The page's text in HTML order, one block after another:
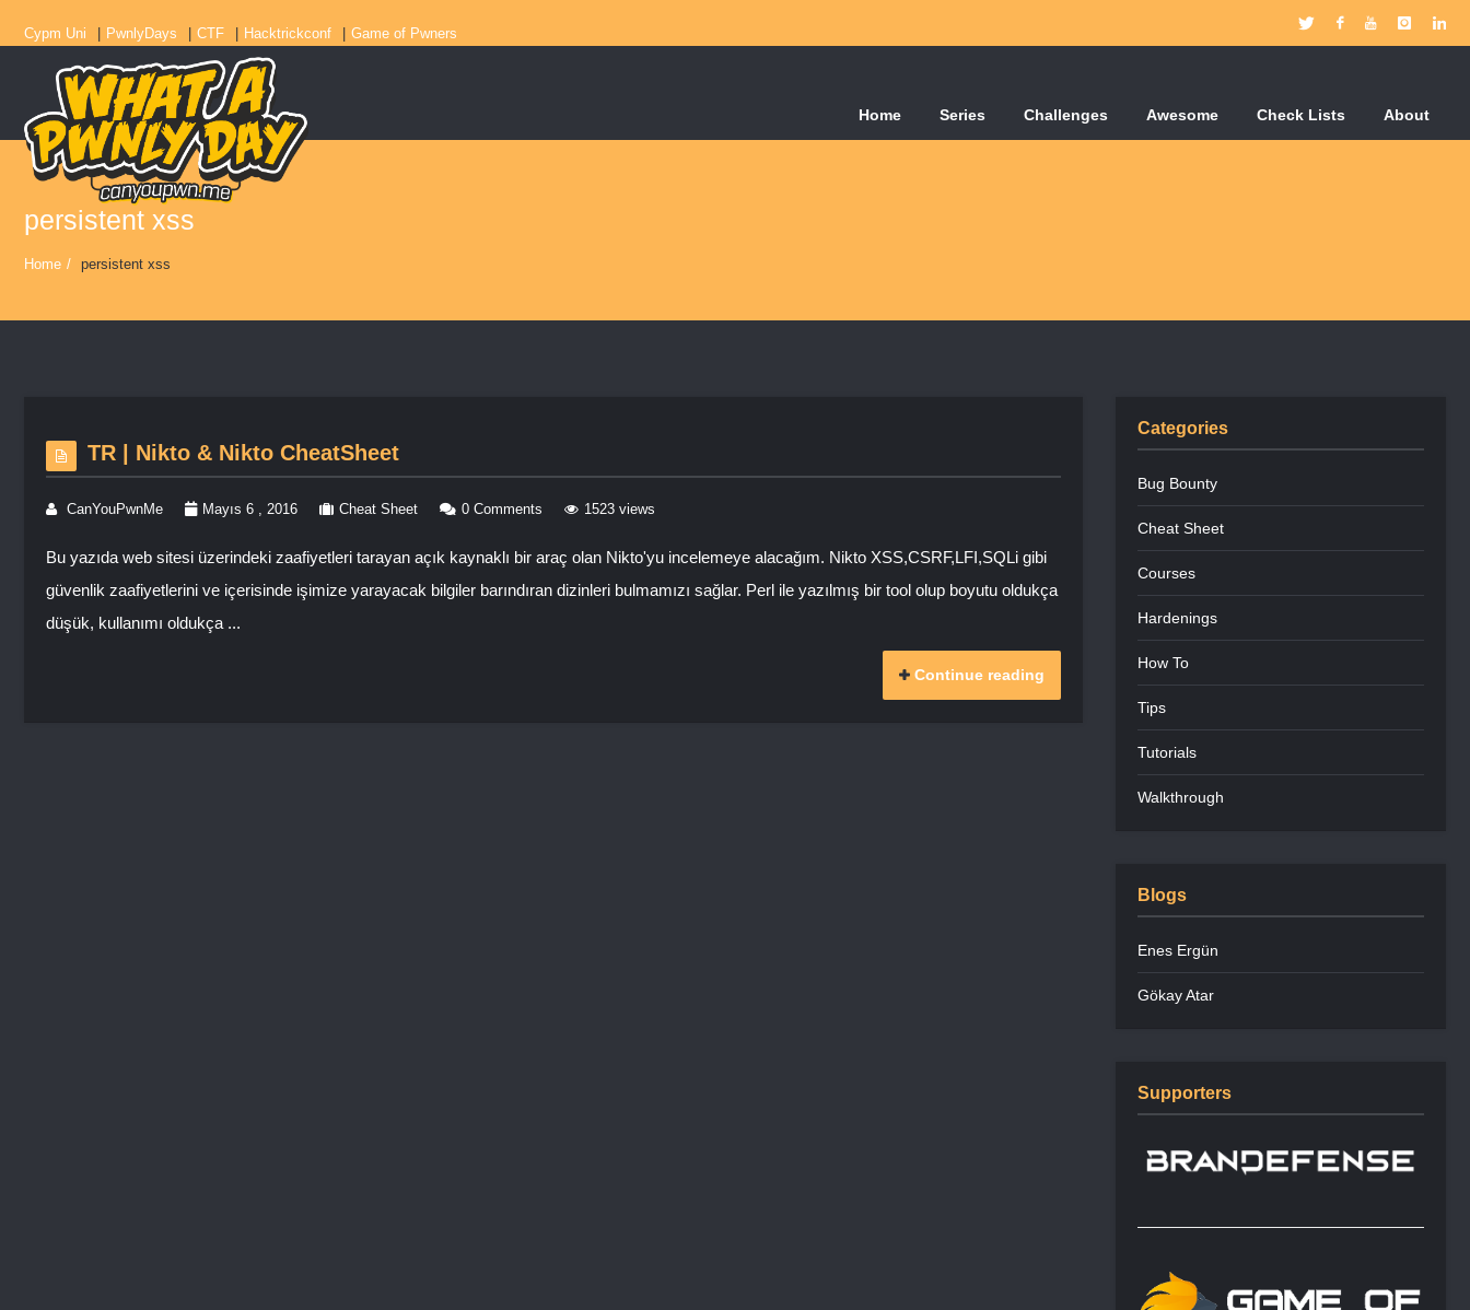
Cypm Uni PwnlyDays CTF Hacktrickconf Game of Pwners
Home Series Challenges Awesome Check Lists About
persistent xss
Home / persistent xss
TR | Nikto & Nikto CheatSheet
CanYouPwnMe Mayıs 6 , 2016 Cheat Sheet 0 Comments 1523 views
Bu yazıda web sitesi üzerindeki zaafiyetleri tarayan açık kaynaklı bir araç olan Nikto'yu incelemeye alacağım. Nikto XSS,CSRF,LFI,SQLi gibi
güvenlik zaafiyetlerini ve içerisinde işimize yarayacak bilgiler barındıran dizinleri bulmamızı sağlar. Perl ile yazılmış bir tool olup boyutu oldukça
düşük, kullanımı oldukça ...
Continue reading
Categories
Bug Bounty
Cheat Sheet
Courses
Hardenings
How To
Tips
Tutorials
Walkthrough
Blogs
Enes Ergün
Gökay Atar
Supporters